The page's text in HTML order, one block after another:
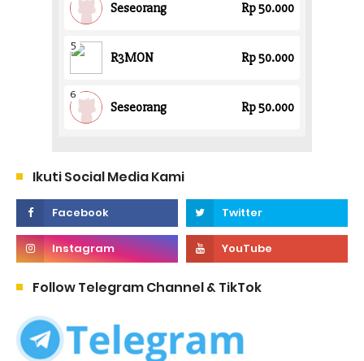
Ikuti Social Media Kami
Follow Telegram Channel & TikTok